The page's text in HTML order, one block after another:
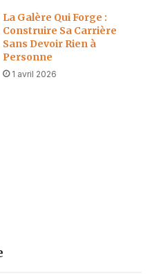
La Galère Qui Forge :
Construire Sa Carrière
Sans Devoir Rien à
Personne
1 avril 2026